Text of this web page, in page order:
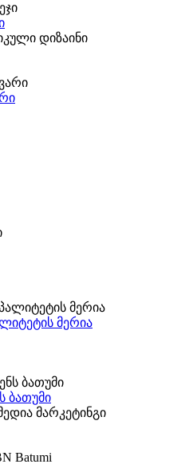
დიზაინი
მერია
ბათუმი
მარკეტინგი